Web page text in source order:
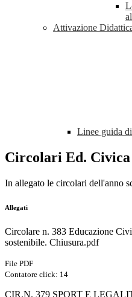
Attivazione
Linee guida
Circolari Ed. Civica
In allegato le circolari dell'anno
Allegati
Circolare n. 383 Educazione
sostenibile. Chiusura.pdf
File PDF
Contatore click: 14
CIR.N. 379 SPORT E